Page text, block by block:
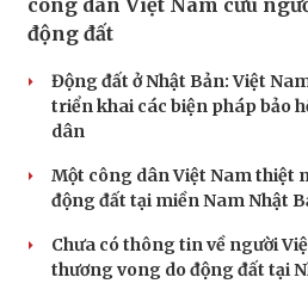
công dân Việt Nam cứu
động đất
Động đất ở Nhật Bản: Việt
triển khai các biện pháp bảo
dân
Một công dân Việt Nam thiệt
động đất tại miền Nam Nhật
Chưa có thông tin về người
thương vong do động đất tại